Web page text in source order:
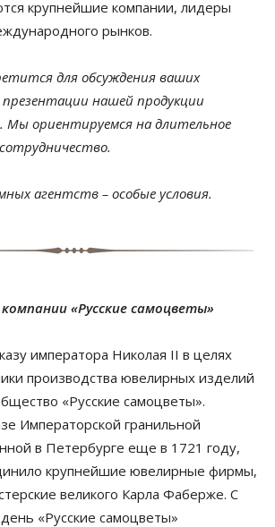
крупнейшие компании, лидеры
рынков.
для обсуждения ваших
нашей продукции
Мы ориентируемся на длительное
агентств – особые условия.
«Русские самоцветы»
императора Николая II в целях
производства ювелирных изделий
«Русские самоцветы».
Императорской гранильной
в Петербурге еще в 1721 году,
крупнейшие ювелирные фирмы,
великого Карла Фаберже. С
«Русские самоцветы»